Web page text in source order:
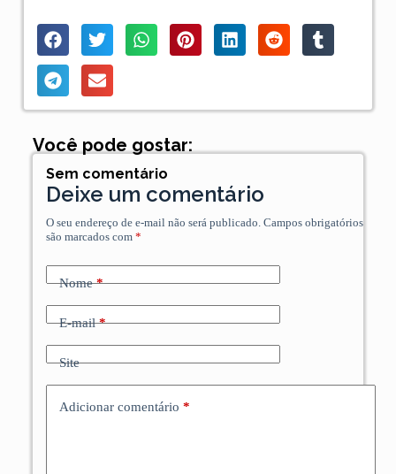
Você pode gostar:
Sem comentário
Deixe um comentário
O seu endereço de e-mail não será publicado. Campos obrigatórios
são marcados com *
Nome*
E-mail*
Site
Adicionar comentário *